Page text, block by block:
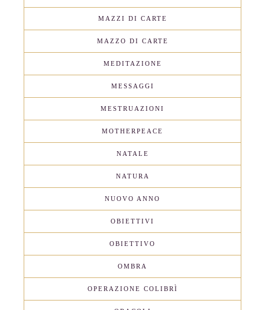
MAZZI DI CARTE
MAZZO DI CARTE
MEDITAZIONE
MESSAGGI
MESTRUAZIONI
MOTHERPEACE
NATALE
NATURA
NUOVO ANNO
OBIETTIVI
OBIETTIVO
OMBRA
OPERAZIONE COLIBRÌ